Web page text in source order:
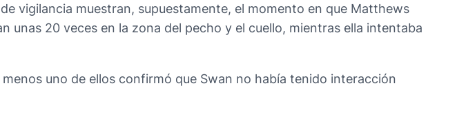
vigilancia muestran, supuestamente, el momento en que Matthews
unas 20 veces en la zona del pecho y el cuello, mientras ella intentaba
uno de ellos confirmó que Swan no había tenido interacción